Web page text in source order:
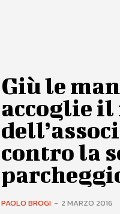
Giù le
accoglie
contro la
PAOLO BROGI - 2 MARZO 2016